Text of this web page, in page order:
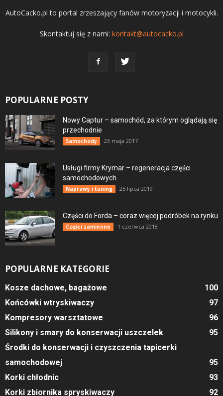
AutoCacko.pl to portal zrzeszający fanów motoryzacji i motocykli.
Skontaktuj się z nami: kontakt@autocacko.pl
POPULARNE POSTY
Nowy Captur – samochód, za którym oglądają się
przechodnie
Samochody 23 maja 2017
Usługi firmy Krymar – regeneracja części
samochodowych
Naprawy i tuning 25 lipca 2019
Części do Forda – coraz więcej podróbek na rynku
Części zamienne 1 czerwca 2018
POPULARNE KATEGORIE
Kosze dachowe, bagażowe
100
Końcówki wtryskiwaczy
97
Kompresory warsztatowe
96
Silikony i smary do konserwacji uszczelek
95
Środki do konserwacji i czyszczenia tapicerki
samochodowej
95
Korki chłodnic
93
Korki zbiornika spryskiwaczy
92